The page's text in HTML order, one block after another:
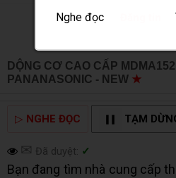
Nghe đọc
DỘNG CƠ CAO CẤP
PANANASONIC - NEW ★
▷ NGHE ĐỌC TẠM
✉ Đã duyệt: ✓
Bạn đang tìm nhà cung cấp